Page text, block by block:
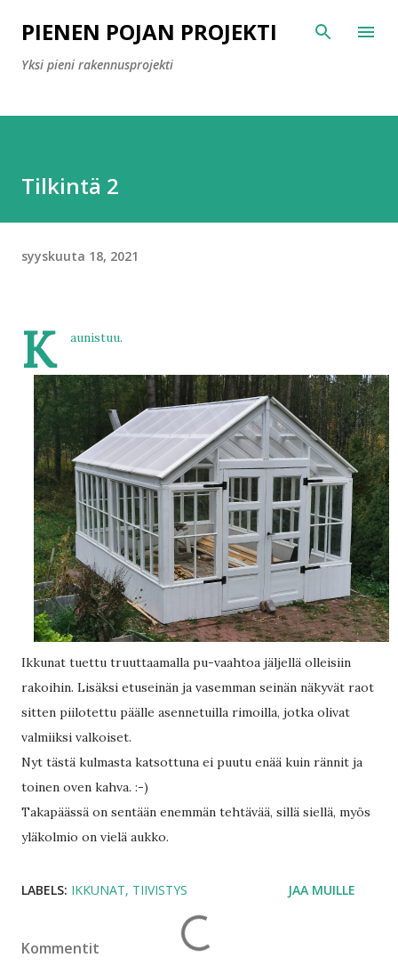
Siirry pääsisältöön
PIENEN POJAN PROJEKTI
Yksi pieni rakennusprojekti
Tilkintä 2
syyskuuta 18, 2021
K aunistuu.
Ikkunat tuettu truuttaamalla pu-vaahtoa jäljellä olleisiin
rakoihin. Lisäksi etuseinän ja vasemman seinän näkyvät raot
sitten piilotettu päälle asennetuilla rimoilla, jotka olivat
valmiiksi valkoiset.
Nyt tästä kulmasta katsottuna ei puutu enää kuin rännit ja
toinen oven kahva. :-)
Takapäässä on sentään enemmän tehtävää, sillä siellä, myös
yläkolmio on vielä aukko.
LABELS: IKKUNAT TIIVISTYS JAA MUILLE
Kommentit